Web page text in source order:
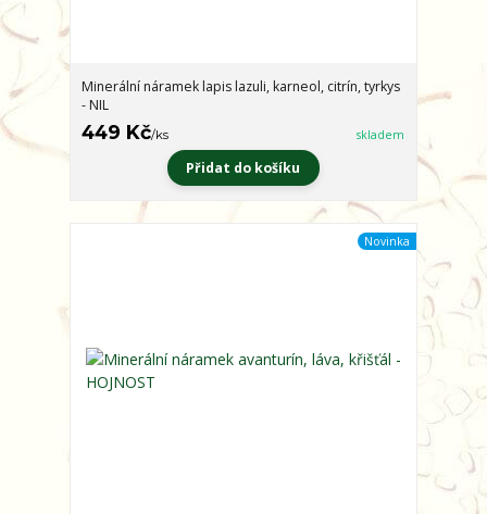
Minerální náramek lapis lazuli, karneol, citrín, tyrkys
- NIL
449 Kč/ks skladem
Přidat do košíku
Novinka